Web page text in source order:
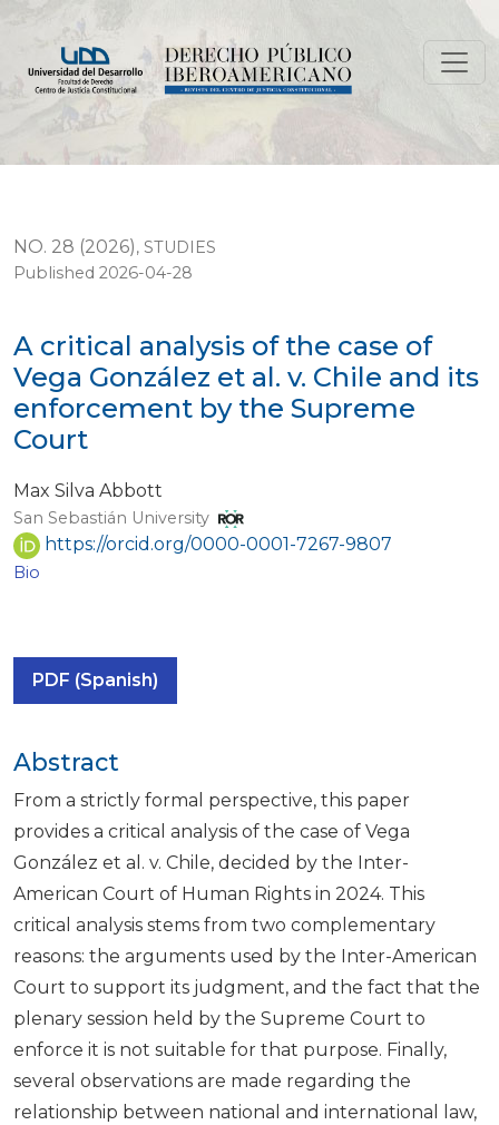
A critical analysis of the case of Vega González et al.
NO. 28 (2026), STUDIES
A critical analysis of the case of
Vega González et al. v. Chile and its
enforcement by the Supreme
Court
Published 2026-04-28
Max Silva Abbott
San Sebastián University
https://orcid.org/0000-0001-7267-9807
Bio
PDF (Spanish)
Abstract
From a strictly formal perspective, this paper
provides a critical analysis of the case of Vega
González et al. v. Chile, decided by the Inter-
American Court of Human Rights in 2024. This
critical analysis stems from two complementary
reasons: the arguments used by the Inter-American
Court to support its judgment, and the fact that the
plenary session held by the Supreme Court to
enforce it is not suitable for that purpose. Finally,
several observations are made regarding the
relationship between national and international law,